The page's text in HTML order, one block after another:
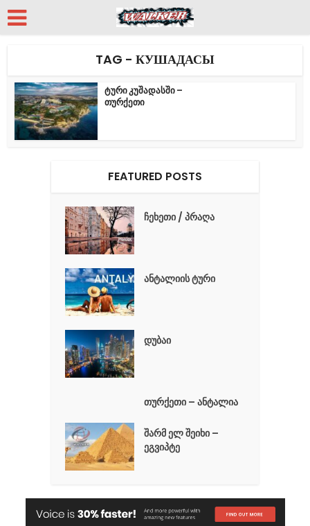
TAG - КУШАДАСЫ
ტური კუშადასში –
თურქეთი
FEATURED POSTS
ჩეხეთი / პრაღა
ანტალიის ტური
დუბაი
თურქეთი – ანტალია
შარმ ელ შეიხი –
ეგვიპტე